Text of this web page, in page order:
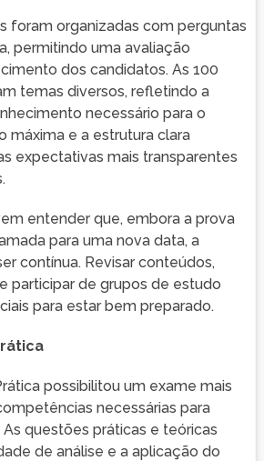
foram organizadas com perguntas
permitindo uma avaliação
dos candidatos. As 100
temas diversos, refletindo a
necessário para o
máxima e a estrutura clara
expectativas mais transparentes
entender que, embora a prova
para uma nova data, a
contínua. Revisar conteúdos,
participar de grupos de estudo
para estar bem preparado.
possibilitou um exame mais
necessárias para
questões práticas e teóricas
de análise e a aplicação do